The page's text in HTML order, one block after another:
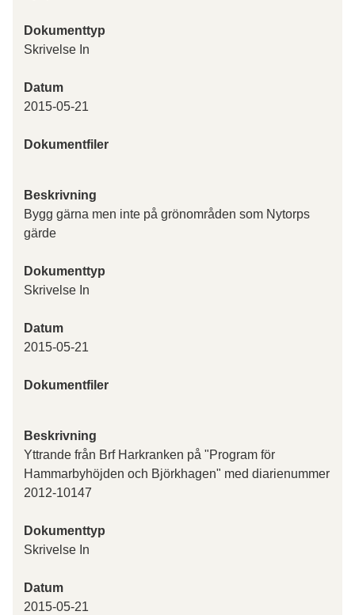
Dokumenttyp
Skrivelse In
Datum
2015-05-21
Dokumentfiler
Beskrivning
Bygg gärna men inte på grönområden som Nytorps
gärde
Dokumenttyp
Skrivelse In
Datum
2015-05-21
Dokumentfiler
Beskrivning
Yttrande från Brf Harkranken på "Program för
Hammarbyhöjden och Björkhagen" med diarienummer
2012-10147
Dokumenttyp
Skrivelse In
Datum
2015-05-21